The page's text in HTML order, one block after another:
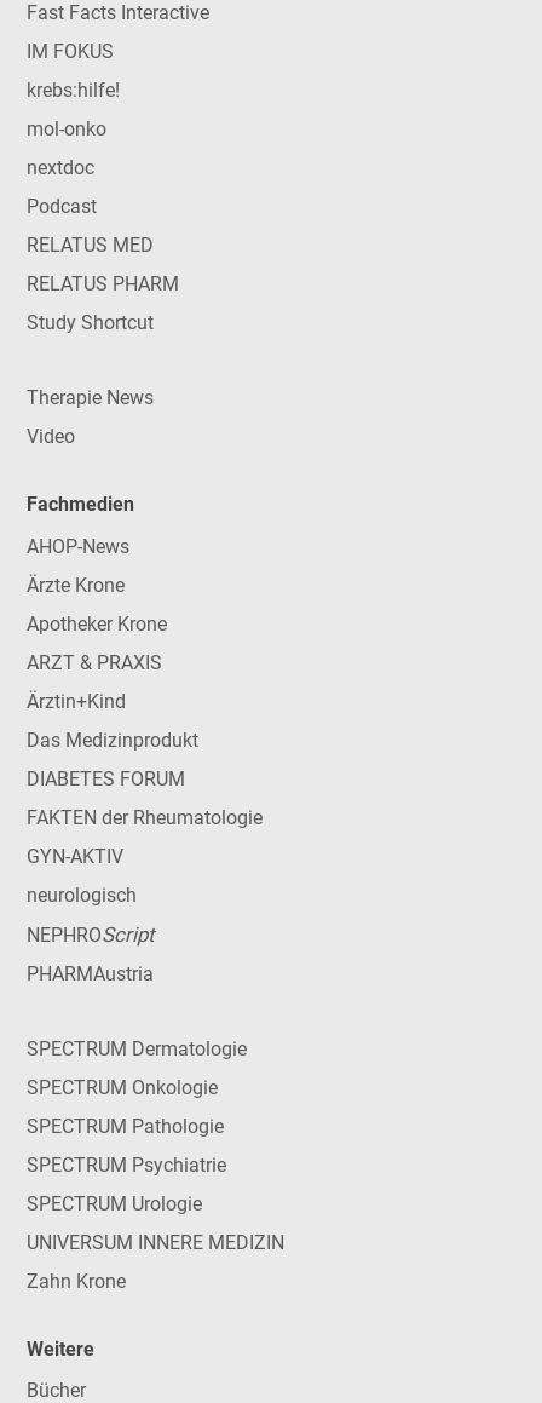
Fast Facts Interactive
IM FOKUS
krebs:hilfe!
mol-onko
nextdoc
Podcast
RELATUS MED
RELATUS PHARM
Study Shortcut
Therapie News
Video
Fachmedien
AHOP-News
Ärzte Krone
Apotheker Krone
ARZT & PRAXIS
Ärztin+Kind
Das Medizinprodukt
DIABETES FORUM
FAKTEN der Rheumatologie
GYN-AKTIV
neurologisch
NEPHROScript
PHARMAustria
SPECTRUM Dermatologie
SPECTRUM Onkologie
SPECTRUM Pathologie
SPECTRUM Psychiatrie
SPECTRUM Urologie
UNIVERSUM INNERE MEDIZIN
Zahn Krone
Weitere
Bücher